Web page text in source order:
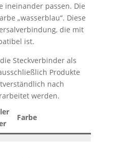
ineinander passen. Die
„wasserblau“. Diese
die mit
ist.
Steckverbinder als
Produkte
nach
werden.
Farbe